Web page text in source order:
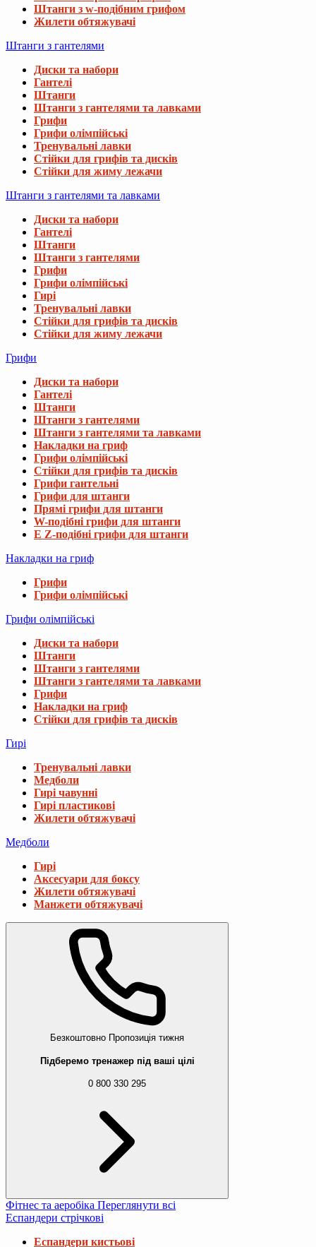
Штанги з w-подібним грифом
Жилети обтяжувачі
Штанги з гантелями
Диски та набори
Гантелі
Штанги
Штанги з гантелями та лавками
Грифи
Грифи олімпійські
Тренувальні лавки
Стійки для грифів та дисків
Стійки для жиму лежачи
Штанги з гантелями та лавками
Диски та набори
Гантелі
Штанги
Штанги з гантелями
Грифи
Грифи олімпійські
Гирі
Тренувальні лавки
Стійки для грифів та дисків
Стійки для жиму лежачи
Грифи
Диски та набори
Гантелі
Штанги
Штанги з гантелями
Штанги з гантелями та лавками
Накладки на гриф
Грифи олімпійські
Стійки для грифів та дисків
Грифи гантельні
Грифи для штанги
Прямі грифи для штанги
W-подібні грифи для штанги
E Z-подібні грифи для штанги
Накладки на гриф
Грифи
Грифи олімпійські
Грифи олімпійські
Диски та набори
Штанги
Штанги з гантелями
Штанги з гантелями та лавками
Грифи
Накладки на гриф
Стійки для грифів та дисків
Гирі
Тренувальні лавки
Медболи
Гирі чавунні
Гирі пластикові
Жилети обтяжувачі
Медболи
Гирі
Аксесуари для боксу
Жилети обтяжувачі
Манжети обтяжувачі
Безкоштовно Пропозиція тижня
Підберемо тренажер під ваші цілі
0 800 330 295
Фітнес та аеробіка Переглянути всі
Еспандери стрічкові
Еспандери кистьові